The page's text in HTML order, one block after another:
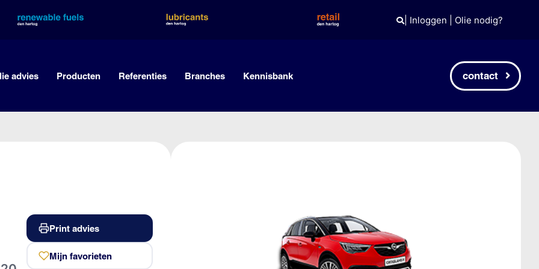
| Inloggen Olie nodig?
advies Producten Referenties Branches Kennisbank contact
Print advies
Mijn favorieten